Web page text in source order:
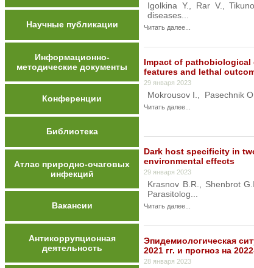
Научные публикации
Информационно-
методические документы
Конференции
Библиотека
Атлас природно-очаговых
инфекций
Вакансии
Антикоррупционная
деятельность
Igolkina Y., Rar V.,
diseases...
Читать далее...
Impact of
features and lethal
29 января 2023
Mokrousov I., Pasechnik
Читать далее...
Dark host specificity in
environmental effects
29 января 2023
Krasnov B.R., Shenbrot
Parasitolog...
Читать далее...
Эпидемиологическая
2021 гг. и прогноз на
28 января 2023